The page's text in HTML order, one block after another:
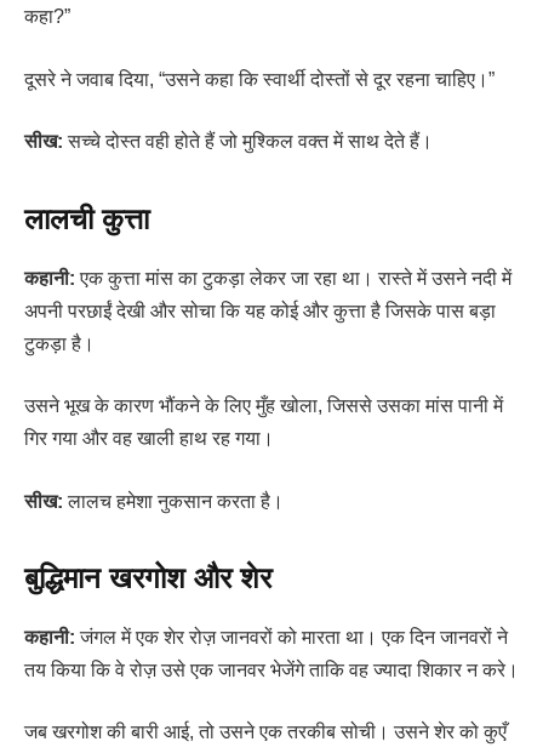
कहा?”
दूसरे ने जवाब दिया, “उसने कहा कि स्वार्थी दोस्तों से दूर रहना चाहिए।”
सीख: सच्चे दोस्त वही होते हैं जो मुश्किल वक्त में साथ देते हैं।
लालची कुत्ता
कहानी: एक कुत्ता मांस का टुकड़ा लेकर जा रहा था। रास्ते में उसने नदी में
अपनी परछाईं देखी और सोचा कि यह कोई और कुत्ता है जिसके पास बड़ा
टुकड़ा है।
उसने भूख के कारण भौंकने के लिए मुँह खोला, जिससे उसका मांस पानी में
गिर गया और वह खाली हाथ रह गया।
सीख: लालच हमेशा नुकसान करता है।
बुद्धिमान खरगोश और शेर
कहानी: जंगल में एक शेर रोज़ जानवरों को मारता था। एक दिन जानवरों ने
तय किया कि वे रोज़ उसे एक जानवर भेजेंगे ताकि वह ज्यादा शिकार न करे।
जब खरगोश की बारी आई, तो उसने एक तरकीब सोची। उसने शेर को कुएँ